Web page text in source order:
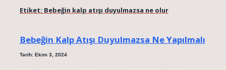
Etiket: Bebeğin kalp atışı duyulmazsa ne olur
Bebeğin Kalp Atışı Duyulmazsa Ne Yapılmalı
Tarih: Ekim 3, 2024